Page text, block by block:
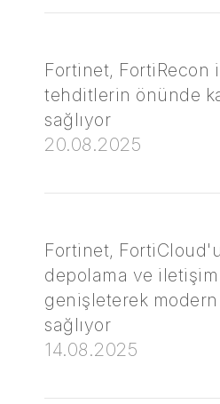
Fortinet, FortiRecon
tehditlerin önünde
sağlıyor
20.08.2025
Fortinet,
depolama ve
genişleterek
sağlıyor
14.08.2025